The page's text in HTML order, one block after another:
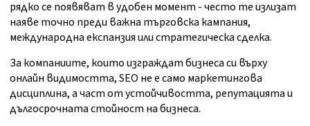
рядко се появяват в удобен момент - често те излизат
наяве точно преди важна търговска кампания,
международна експанзия или стратегическа сделка.
За компаниите, които изграждат бизнеса си върху
онлайн видимостта, SEO не е само маркетингова
дисциплина, а част от устойчивостта, репутацията и
дългосрочната стойност на бизнеса.